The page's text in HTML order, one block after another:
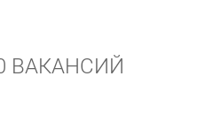
ВАКАНСИЙ